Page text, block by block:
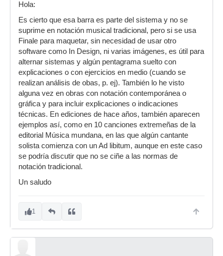
Hola:
Es cierto que esa barra es parte del sistema y no se
suprime en notación musical tradicional, pero si se usa
Finale para maquetar, sin necesidad de usar otro
software como In Design, ni varias imágenes, es útil para
alternar sistemas y algún pentagrama suelto con
explicaciones o con ejercicios en medio (cuando se
realizan análisis de obas, p. ej). También lo he visto
alguna vez en obras con notación contemporánea o
gráfica y para incluir explicaciones o indicaciones
técnicas. En ediciones de hace años, también aparecen
ejemplos así, como en 10 canciones extremeñas de la
editorial Música mundana, en las que algún cantante
solista comienza con un Ad libitum, aunque en este caso
se podría discutir que no se ciñe a las normas de
notación tradicional.
Un saludo
1